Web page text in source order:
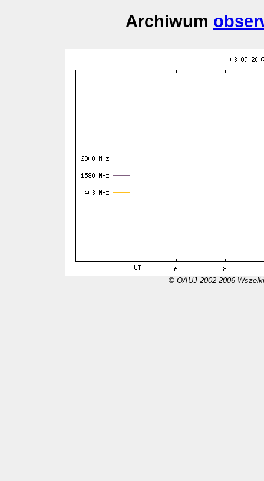
Archiwum
© OAUJ 2002-2006